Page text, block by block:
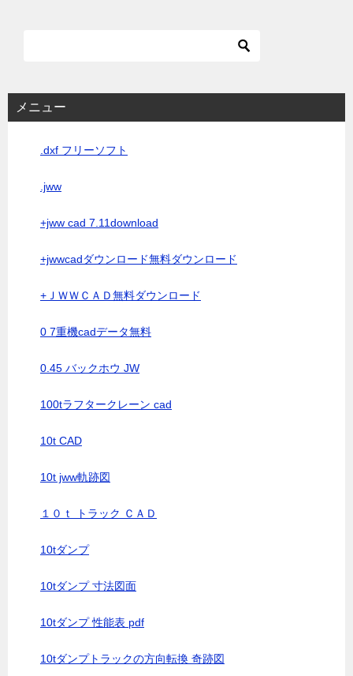
メニュー
.dxf フリーソフト
.jww
+jww cad 7.11download
+jwwcadダウンロード無料ダウンロード
+ＪＷＷＣＡＤ無料ダウンロード
0 7重機cadデータ無料
0.45 バックホウ JW
100tラフタークレーン cad
10t CAD
10t jww軌跡図
１０ｔ トラック ＣＡＤ
10tダンプ
10tダンプ 寸法図面
10tダンプ 性能表 pdf
10tダンプトラックの方向転換 奇跡図